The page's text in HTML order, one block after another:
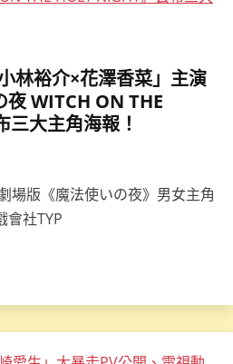
林裕介×花澤香菜」主演
WITCH ON THE
大主角海報！
場版《魔法使いの夜》男女主角
會社TYP